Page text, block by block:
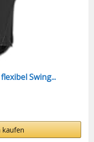
Swing...
kaufen